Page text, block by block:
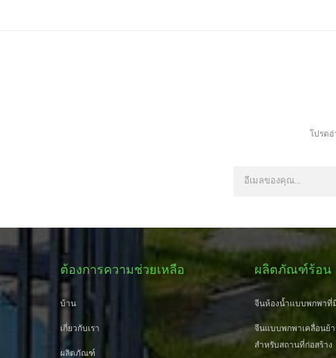
โปรด
ต้องการความช่วยเหลือ
บ้าน
เกี่ยวกับเรา
ผลิตภัณฑ์
ผลิตภัณฑ์ร้อน
จีนห้องน้ำแบบพกพาที่
จีนแบบพกพาเคลื่อนย้
สำหรับสถานที่ก่อสร้าง